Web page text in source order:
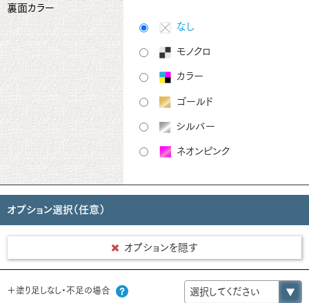
裏面カラー
なし
モノクロ
カラー
ゴールド
シルバー
ネオンピンク
オプション選択（任意）
オプションを隠す
＋塗り足しなし・不足の場合